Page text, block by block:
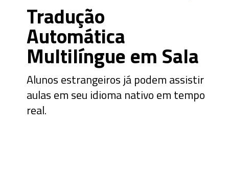
Alunos estrangeiros já podem assistir
aulas em seu idioma nativo em tempo
real.
Tradução
Automática
Multilíngue em Sala